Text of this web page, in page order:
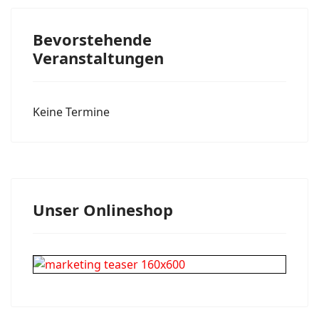
Bevorstehende
Veranstaltungen
Keine Termine
Unser Onlineshop